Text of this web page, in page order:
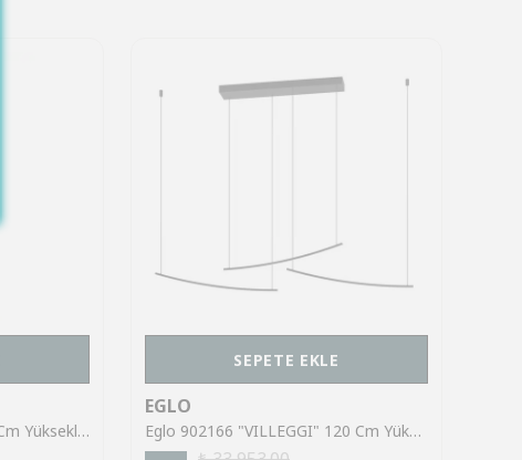
Eglo 86813 "OPTICA" 110 Cm Yüksekliğinde Çelik Nikel Mat Sarkıt Avize
SEPETE EKLE
EGLO
Eglo 902166 "VILLEGGI" 120 Cm Yüksekliğinde Alüminyum Çelik Sarkıt Avize